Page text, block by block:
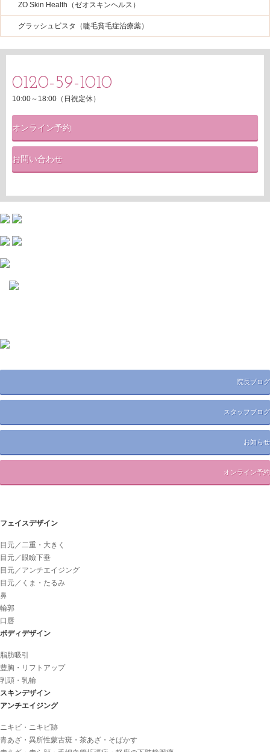
ZO Skin Health（ゼオスキンヘルス）
グラッシュビスタ（睫毛貧毛症治療薬）
0120-59-1010
10:00～18:00（日祝定休）
オンライン予約
お問い合わせ
院長ブログ
スタッフブログ
お知らせ
オンライン予約
フェイスデザイン
目元／二重・大きく
目元／眼瞼下垂
目元／アンチエイジング
目元／くま・たるみ
鼻
輪郭
口唇
ボディデザイン
脂肪吸引
豊胸・リフトアップ
乳頭・乳輪
スキンデザイン
アンチエイジング
ニキビ・ニキビ跡
青あざ・異所性蒙古斑・茶あざ・そばかす